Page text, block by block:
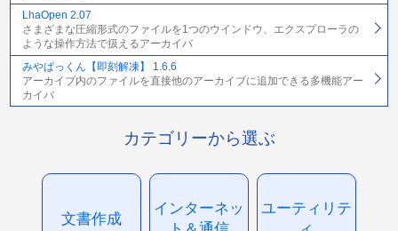
LhaOpen 2.07
さまざまな圧縮形式のファイルを1つのウインドウ、エクスプローラの
ような操作方法で扱えるアーカイバ
みやぱっくん【即刻解凍】 1.6.6
アーカイブ内のファイルを直接他のアーカイブに追加できる多機能アー
カイバ
カテゴリーから選ぶ
文書作成
インターネッ
ユーティリテ